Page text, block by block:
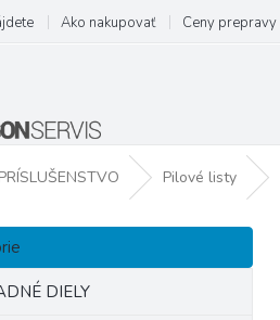
Ako nakupovať Ceny prepravy
PRÍSLUŠENSTVO Pilové listy
DIELY